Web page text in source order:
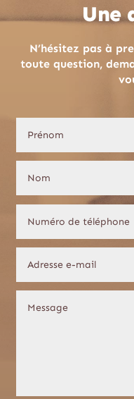
Une
N’hésitez pas à
toute question,